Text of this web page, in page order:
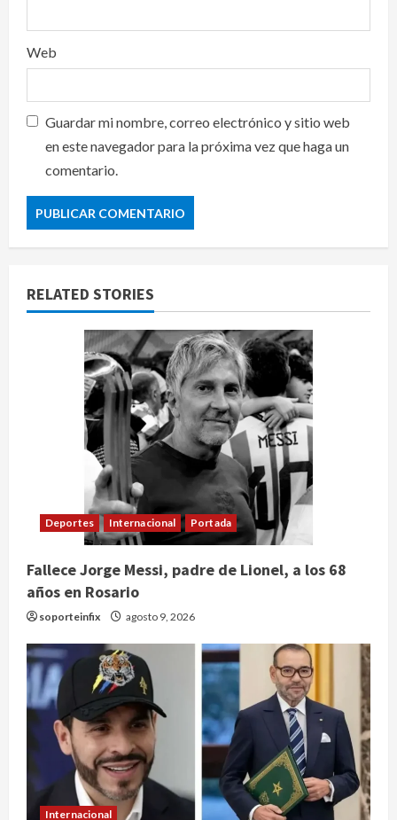
Web
Guardar mi nombre, correo electrónico y sitio web
en este navegador para la próxima vez que haga un
comentario.
RELATED STORIES
Deportes Internacional Portada
Fallece Jorge Messi, padre de Lionel, a los 68
años en Rosario
soporteinfix agosto 9, 2026
Internacional